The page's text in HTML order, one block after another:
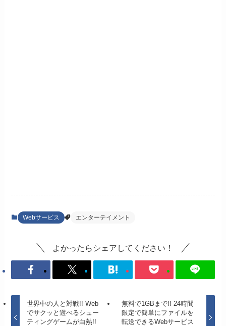
Webサービス エンターテイメント
よかったらシェアしてください！
世界中の人と対戦!! Web
でサクッと遊べるシュー
ティングゲームが白熱!!
無料で1GBまで!! 24時間
限定で簡単にファイルを
転送できるWebサービス